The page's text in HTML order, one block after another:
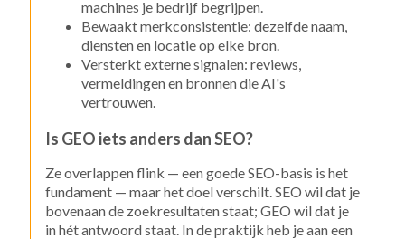
machines je bedrijf begrijpen.
Bewaakt merkconsistentie: dezelfde naam,
diensten en locatie op elke bron.
Versterkt externe signalen: reviews,
vermeldingen en bronnen die AI's
vertrouwen.
Is GEO iets anders dan SEO?
Ze overlappen flink — een goede SEO-basis is het
fundament — maar het doel verschilt. SEO wil dat je
bovenaan de zoekresultaten staat; GEO wil dat je
in hét antwoord staat. In de praktijk heb je aan een